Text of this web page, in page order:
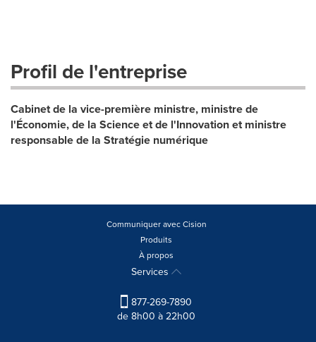
Profil de l'entreprise
Cabinet de la vice-première ministre, ministre de
l'Économie, de la Science et de l'Innovation et ministre
responsable de la Stratégie numérique
Communiquer avec Cision
Produits
À propos
Services
877-269-7890
de 8h00 à 22h00